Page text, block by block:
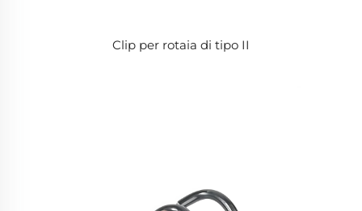
Clip per rotaia di tipo II